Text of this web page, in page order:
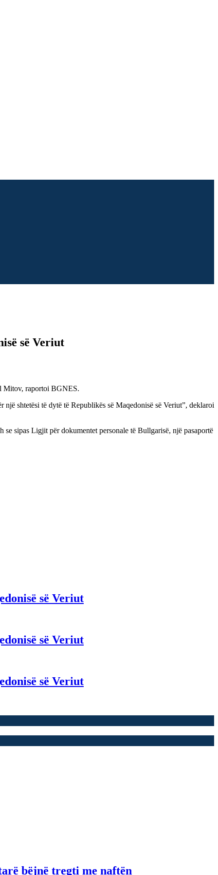
së Veriut
Mitov, raportoi BGNES.
shtetësi të dytë të Republikës së Maqedonisë së Veriut”, deklaroi
sipas Ligjit për dokumentet personale të Bullgarisë, një pasaportë
së Veriut
së Veriut
së Veriut
bëjnë tregti me naftën